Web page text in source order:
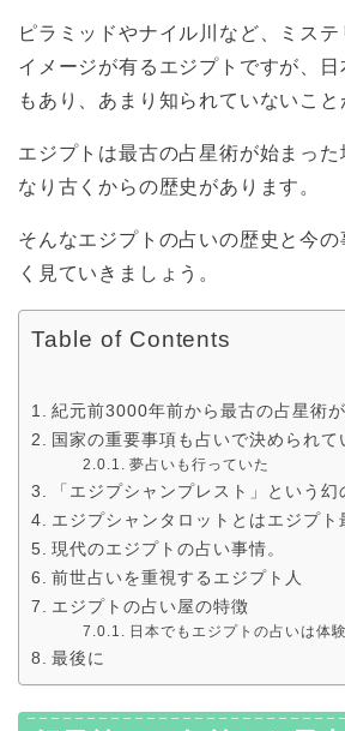
ピラミッドやナイル川など、ミス
イメージが有るエジプトですが、日
もあり、あまり知られていないこと
エジプトは最古の占星術が始まっ
なり古くからの歴史があります。
そんなエジプトの占いの歴史と今の
く見ていきましょう。
Table of Contents
紀元前3000年前から最古の占星術
国家の重要事項も占いで決められて
夢占いも行っていた
「エジプシャンプレスト」という幻
エジプシャンタロットとはエジプト
現代のエジプトの占い事情。
前世占いを重視するエジプト人
エジプトの占い屋の特徴
日本でもエジプトの占いは体
最後に